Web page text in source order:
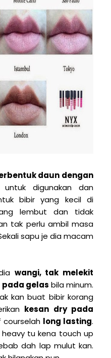
daun dengan
digunakan dan
bibir yang kecil di
lembut dan tidak
tak perlu ambil masa
sapu je dia macam
wangi, tak melekit
pada gelas bila minum.
kan buat bibir korang
kesan dry pada
courselah long lasting.
tu kena touch up
dah lap mulut kan.